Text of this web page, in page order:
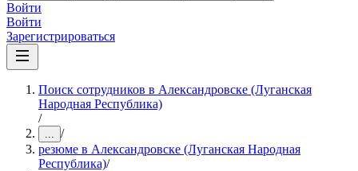
Войти
Войти
Зарегистрироваться
Поиск сотрудников в Александровске (Луганская
Народная Республика)
/
... /
резюме в Александровске (Луганская Народная
Республика)/